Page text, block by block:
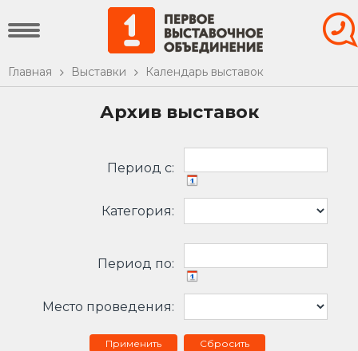
Главная Выставки Календарь выставок
Архив выставок
Период c:
Категория:
Период по:
Место проведения:
Сбросить